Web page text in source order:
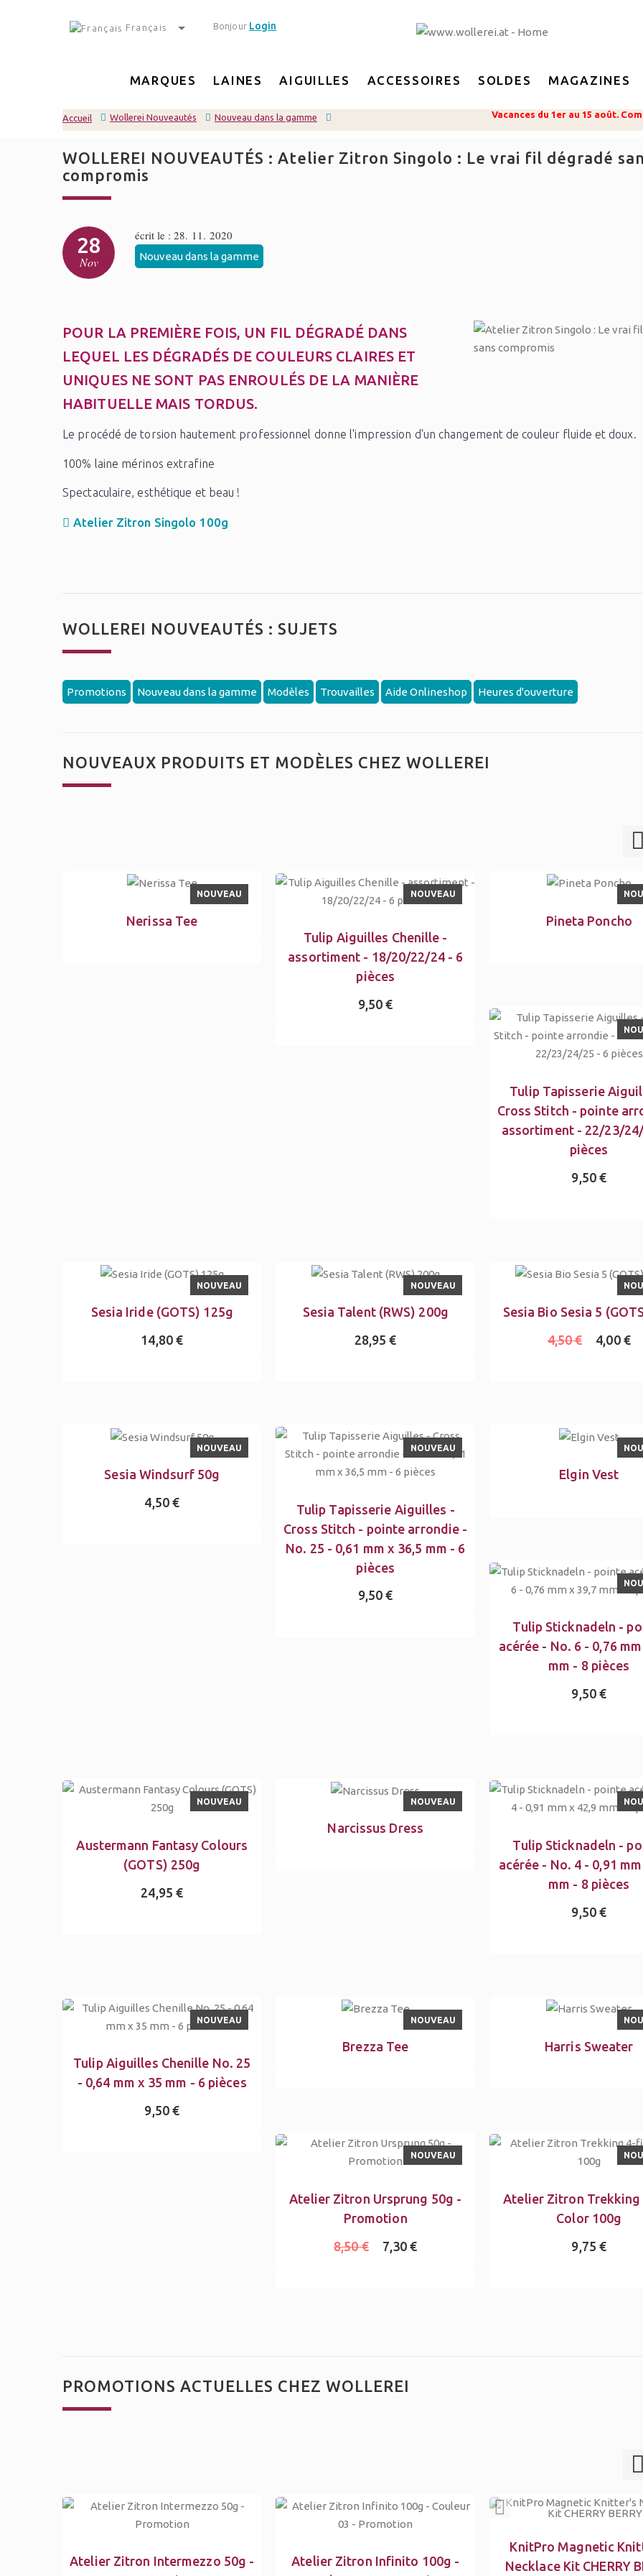
Bonjour Login
Français
MARQUES LAINES AIGUILLES ACCESSOIRES SOLDES MAGAZINES
Accueil Wollerei Nouveautés Nouveau dans la gamme Vacances du 1er au 15 août.
WOLLEREI NOUVEAUTÉS : Atelier Zitron Singolo : Le vrai fil dégradé
compromis
28
Nov
écrit le : 28. 11. 2020
Nouveau dans la gamme
POUR LA PREMIÈRE FOIS, UN FIL DÉGRADÉ DANS
LEQUEL LES DÉGRADÉS DE COULEURS CLAIRES ET
UNIQUES NE SONT PAS ENROULÉS DE LA MANIÈRE
HABITUELLE MAIS TORDUS.
Le procédé de torsion hautement professionnel donne l'impression d'un changement de couleur fluide et doux.
100% laine mérinos extrafine
Spectaculaire, esthétique et beau !
Atelier Zitron Singolo 100g
WOLLEREI NOUVEAUTÉS : SUJETS
Promotions Nouveau dans la gamme Modèles Trouvailles Aide Onlineshop Heures d'ouverture
NOUVEAUX PRODUITS ET MODÈLES CHEZ WOLLEREI
NOUVEAU
Nerissa Tee
NOUVEAU
Tulip Aiguilles Chenille -
assortiment - 18/20/22/24 - 6
pièces
9,50 €
Pineta Poncho
Tulip Tapisserie
Cross Stitch - pointe
assortiment - 22/23/
pièces
9,50 €
NOUVEAU
Sesia Iride (GOTS) 125g
14,80 €
NOUVEAU
Sesia Talent (RWS) 200g
28,95 €
Sesia Bio Sesia 5
4,50 €
4,00 €
NOUVEAU
Sesia Windsurf 50g
4,50 €
NOUVEAU
Tulip Tapisserie Aiguilles -
Cross Stitch - pointe arrondie -
No. 25 - 0,61 mm x 36,5 mm - 6
pièces
9,50 €
Elgin Vest
Tulip Sticknadeln -
acérée - No. 6 - 0,76
mm - 8 pièces
9,50 €
NOUVEAU
Austermann Fantasy Colours
(GOTS) 250g
24,95 €
NOUVEAU
Narcissus Dress
Tulip Sticknadeln -
acérée - No. 4 - 0,91
mm - 8 pièces
9,50 €
NOUVEAU
Tulip Aiguilles Chenille No. 25
- 0,64 mm x 35 mm - 6 pièces
9,50 €
NOUVEAU
Brezza Tee Harris Sweater
NOUVEAU
Atelier Zitron Ursprung 50g -
Promotion
8,50 €
7,30 €
Atelier Zitron
Color 100g
9,75 €
PROMOTIONS ACTUELLES CHEZ WOLLEREI
Atelier Zitron Intermezzo 50g -
Atelier Zitron Infinito 100g -
KnitPro Magnetic
Necklace Kit CHERRY